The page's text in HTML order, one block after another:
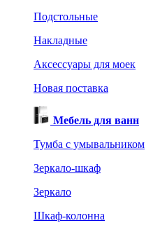
Подстольные
Накладные
Аксессуары для моек
Новая поставка
Мебель для ванн
Тумба с умывальником
Зеркало-шкаф
Зеркало
Шкаф-колонна